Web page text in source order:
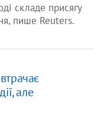
складе присягу
пише Reuters.
але